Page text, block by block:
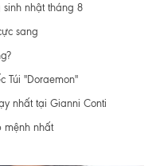
nhật tháng 8
sang
Túi "Doraemon"
nhất tại Gianni Conti
mệnh nhất